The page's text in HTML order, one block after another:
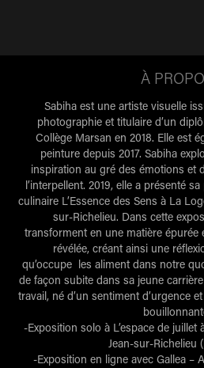
À
Sabiha est une artiste visuelle
photographie et titulaire d’un
Collège Marsan en 2018. Elle est
peinture depuis 2017. Sabiha
inspiration au gré des émotions et
l’interpellent. 2019, elle a présenté
culinaire L’Essence des Sens à La
sur-Richelieu. Dans cette
transforment en une matière épurée
révélée, créant ainsi une
qu’occupe les aliment dans notre
de façon subite dans sa jeune
travail, né d’un sentiment d’urgence
-Exposition solo à L’espace de
Jean-sur-Richelieu
-Exposition en ligne avec Gallea –